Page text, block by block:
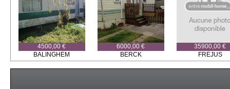
4500,00 €
BALINGHEM
6000,00 €
BERCK
35900,00 €
FREJUS